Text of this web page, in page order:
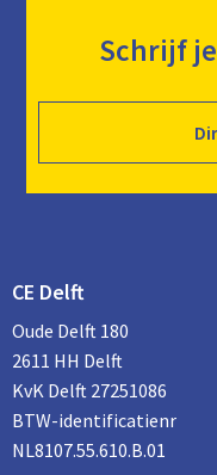
Schrijf
CE Delft
Oude Delft 180
2611 HH Delft
KvK Delft 27251086
BTW-identificatienr
NL8107.55.610.B.01